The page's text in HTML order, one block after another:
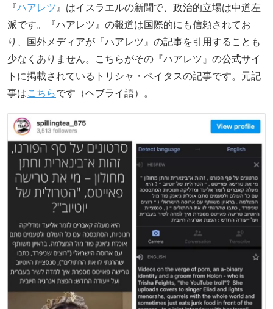
『ハアレツ 』はイスラエルの新聞で、政治的立場は中道左
派です。『ハアレツ』の報道は国際的にも信頼されてお
り、国外メディアが『ハアレツ』の記事を引用することも
少なくありません。こちらがその『ハアレツ』の公式サイ
トに掲載されているトリシャ・ペイタスの記事です。元記
事はこちらです（ヘブライ語）。